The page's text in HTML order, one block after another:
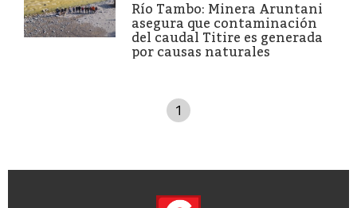
Río Tambo: Minera Aruntani
asegura que contaminación
del caudal Titire es generada
por causas naturales
1